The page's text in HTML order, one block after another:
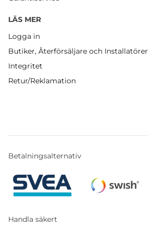
LÄS MER
Logga in
Butiker, Återförsäljare och Installatörer
Integritet
Retur/Reklamation
Betalningsalternativ
Handla säkert